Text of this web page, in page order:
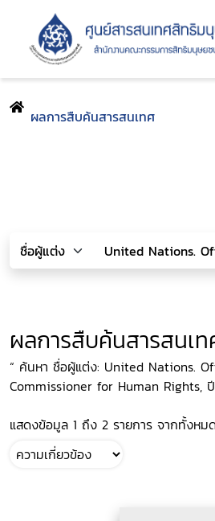
ผลการสืบค้นสารสนเทศ
ผลการสืบค้นสารสนเ
“ ค้นหา ชื่อผู้แต่ง: United Nations.
Commissioner for Human Rights,
แสดงข้อมูล 1 ถึง 2 รายการ จากทั้งหม